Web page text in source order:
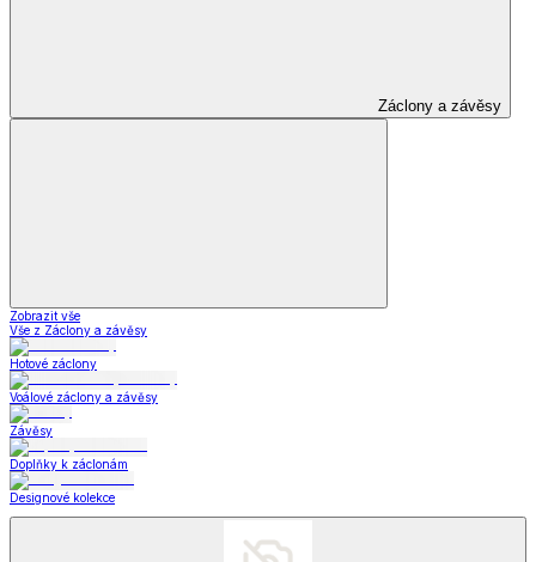
Záclony a závěsy
Zobrazit vše
Vše z Záclony a závěsy
Hotové záclony
Voálové záclony a závěsy
Závěsy
Doplňky k záclonám
Designové kolekce